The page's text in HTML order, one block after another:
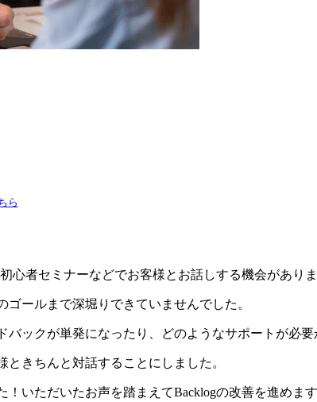
ら
心者セミナーなどでお客様とお話しする機会がありま
ールまで深堀りできていませんでした。
ックが単発になったり、どのようなサポートが必
ときちんと対話することにしました。
いただいたお声を踏まえてBacklogの改善を進めます